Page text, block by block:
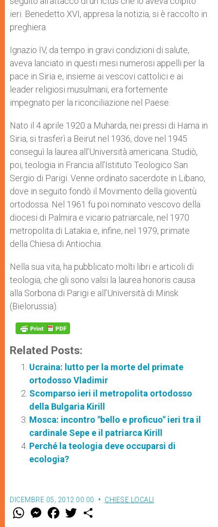
ieri. Benedetto XVI, appresa la notizia, si è raccolto in
preghiera.
Ignazio IV, da tempo in gravi condizioni di salute,
aveva lanciato in questi mesi numerosi appelli per la
pace in Siria e, insieme ai vescovi cattolici e ai
leader religiosi musulmani, era fortemente
impegnato per la riconciliazione nel Paese.
Nato il 4 aprile 1920 a Muharda, nei pressi di Hama in
Siria, si trasferì a Beirut nel 1936, dove nel 1945
conseguì la laurea all’Università americana. Studiò,
poi, teologia in Francia all’Istituto Teologico San
Sergio di Parigi. Venne ordinato sacerdote in Libano,
dove in seguito fondò il Movimento della gioventù
ortodossa. Nel 1961 fu poi nominato vescovo della
diocesi di Palmira e vicario patriarcale, nel 1970
metropolita di Latakia e, infine, nel 1979, primate
della Chiesa di Antiochia.
Nella sua vita, ha pubblicato molti libri e articoli di
teologia, che gli sono valsi la laurea honoris causa
alla Sorbona di Parigi e all’Università di Minsk
(Bielorussia).
Related Posts:
Ucraina: lutto per la morte del primate
ortodosso Vladimir
Scomparso ieri il metropolita ortodosso
della Bulgaria Kirill
Mosca: incontro "bello e proficuo" ieri tra il
cardinale Sepe e il patriarca Kirill
Perché la teologia deve occuparsi di
ecologia?
DICEMBRE 05, 2012 00:00 CHIESE LOCALI
W M
e
F
a w